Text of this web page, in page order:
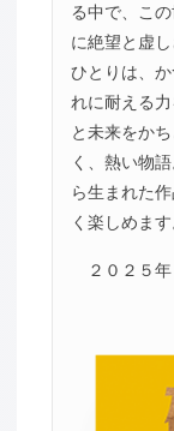
る中で、こ
に絶望と虚
ひとりは、
れに耐える
と未来をか
く、熱い物
ら生まれた
く楽しめます
２０２５